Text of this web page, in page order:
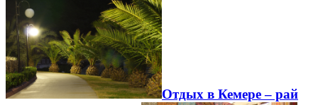
Отдых в Кемере – рай